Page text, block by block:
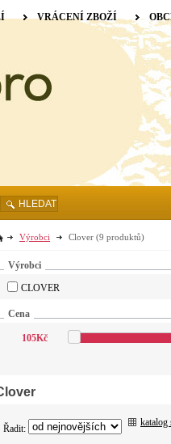
Výrobci Clover (9 produktů)
Výrobci
CLOVER
Cena
105Kč
Řadit:
katalog
VRÁCENÍ ZBOŽÍ
HLEDAT